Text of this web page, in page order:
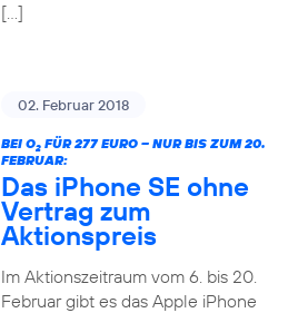
[…]
02. Februar 2018
BEI O2FÜR 277 EURO – NUR BIS ZUM 20.
FEBRUAR:
Das iPhone SE ohne
Vertrag zum
Aktionspreis
Im Aktionszeitraum vom 6. bis 20.
Februar gibt es das Apple iPhone